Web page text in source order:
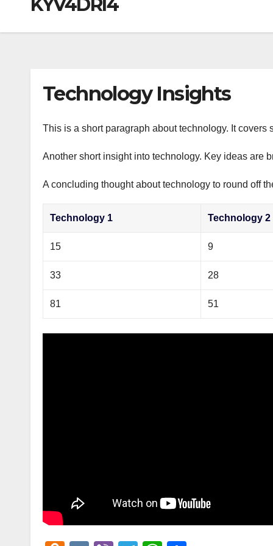
KYV4DRI4
Technology Insights
This is a short paragraph about technology. It covers
Another short insight into technology. Key ideas are
A concluding thought about technology to round off
Technology 1 Technology 2
15 9
33 28
81 51
m